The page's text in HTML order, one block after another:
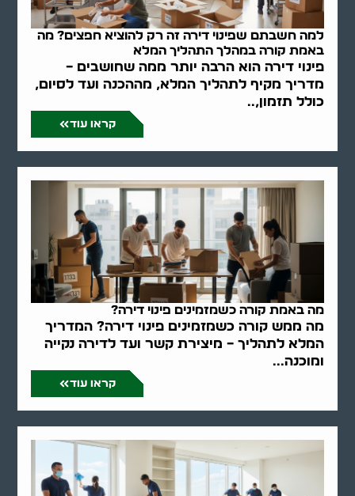
למה חשבתם שפינוי דירה זה רק להוציא חפצים? מה
באמת קורה במהלך התהליך המלא
פינוי דירה הוא הרבה יותר ממה שחושבים –
מדריך מקיף לתהליך המלא, מההכנה ועד לסיום,
כולל תזמון,..
קראו עוד
מה באמת קורה כשמזמינים פינוי דירה?
מה ממש קורה כשמזמינים פינוי דירה? המדריך
המלא לתהליך – מיצירת קשר ועד לדירה נקייה
ומוכנה...
קראו עוד